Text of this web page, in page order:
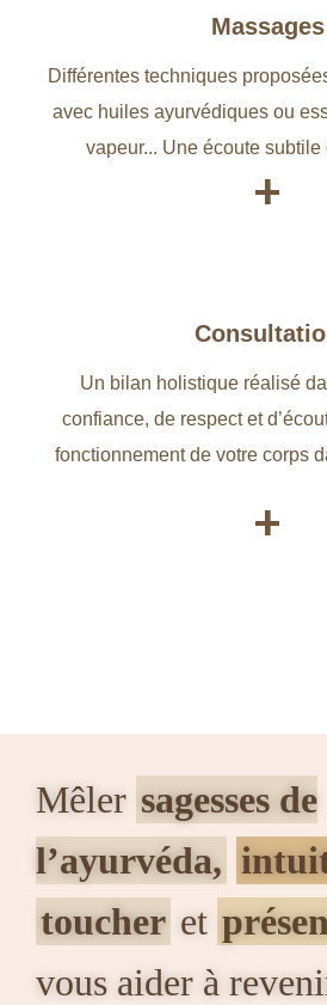
Massages
Différentes techniques
avec huiles ayurvédiques ou
vapeur... Une écoute subtile
+
Un bilan holistique réalisé
confiance, de respect et
fonctionnement de votre corps
+
Mêler sagesses de
l’ayurvéda,
toucher et
vous aider à